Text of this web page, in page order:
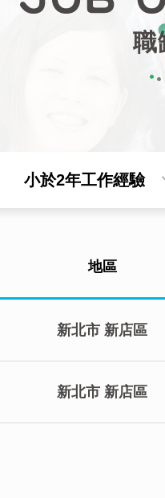
職
小於2年工作經驗
地區
新北市 新店區
新北市 新店區